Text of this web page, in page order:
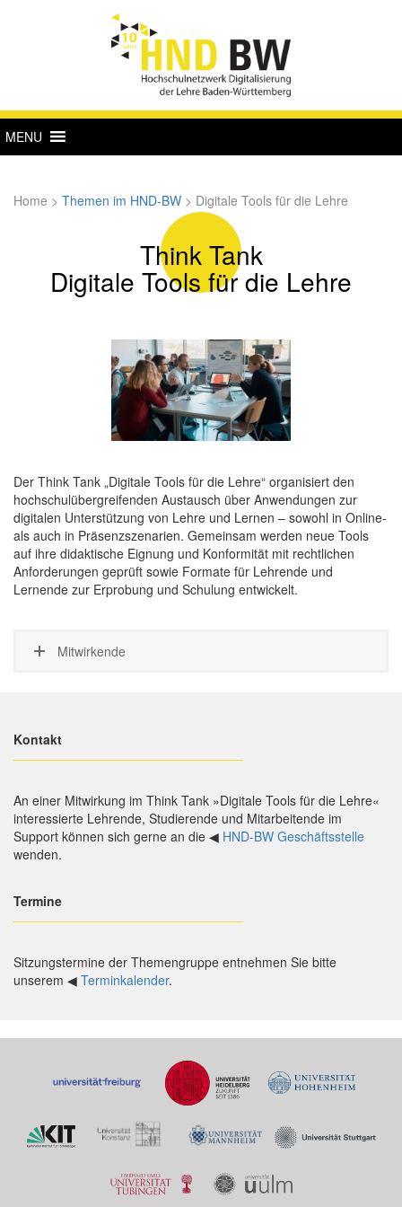
MENU
Home > Themen im HND-BW > Digitale Tools für die Lehre
Think Tank
Digitale Tools für die Lehre
Der Think Tank „Digitale Tools für die Lehre“ organisiert den
hochschulübergreifenden Austausch über Anwendungen zur
digitalen Unterstützung von Lehre und Lernen – sowohl in Online-
als auch in Präsenzszenarien. Gemeinsam werden neue Tools
auf ihre didaktische Eignung und Konformität mit rechtlichen
Anforderungen geprüft sowie Formate für Lehrende und
Lernende zur Erprobung und Schulung entwickelt.
Mitwirkende
Kontakt
An einer Mitwirkung im Think Tank »Digitale Tools für die Lehre«
interessierte Lehrende, Studierende und Mitarbeitende im
Support können sich gerne an die ◀ HND-BW Geschäftsstelle
wenden.
Termine
Sitzungstermine der Themengruppe entnehmen Sie bitte
unserem ◀ Terminkalender.